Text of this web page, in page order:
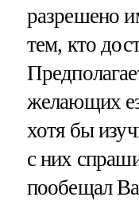
разрешено
тем, кто
желающих
хотя бы
с них
пообещал